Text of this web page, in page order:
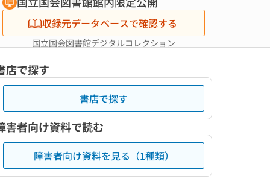
収録元データベースで確認する
国立国会図書館デジタルコレクション
店で探す
書店で探す
害者向け資料で読む
障害者向け資料を見る（1種類）